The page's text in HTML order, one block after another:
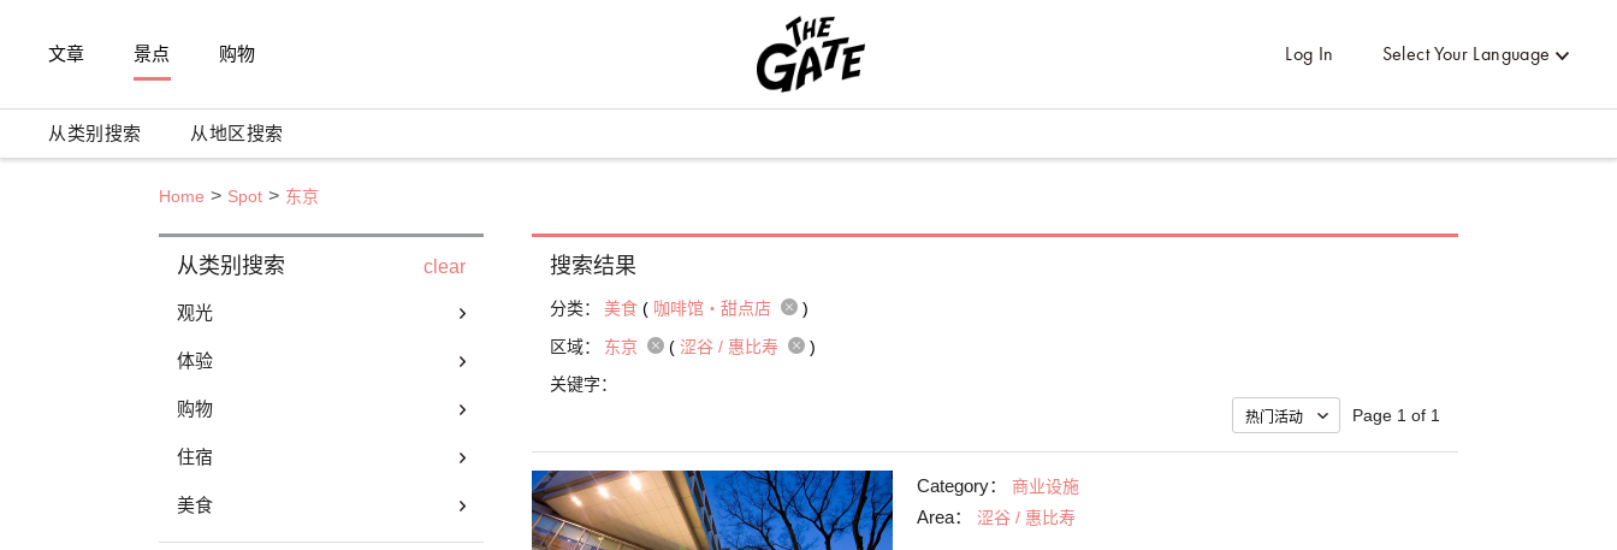
文章 景点 购物 Log In Select Your Language
从类别搜索 从地区搜索
Home Spot 东京
从类别搜索 clear
观光
体验
购物
住宿
美食
搜索结果
分类： 美食 ( 咖啡馆・甜点店
)
区域：
东京 ( 涩谷 / 惠比寿
)
关键字：
Page 1 of 1
Category： 商业设施
Area： 涩谷 / 惠比寿